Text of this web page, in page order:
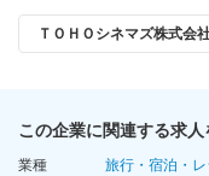
■賞与
■昇給
年1回
ＴＯＨＯシネマズ株式会
この企業に関連する求人
業種 旅行・宿泊・